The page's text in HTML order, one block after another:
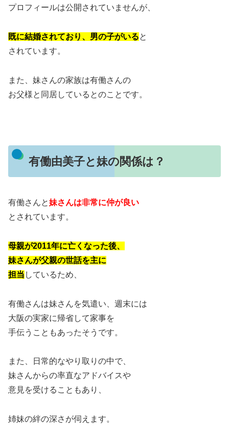
プロフィールは公開されていませんが、
既に結婚されており、男の子がいると
されています。
また、妹さんの家族は有働さんの
お父様と同居しているとのことです。
有働由美子と妹の関係は？
有働さんと妹さんは非常に仲が良い
とされています。
母親が2011年に亡くなった後、
妹さんが父親の世話を主に
担当 しているため、
有働さんは妹さんを気遣い、週末には
大阪の実家に帰省して家事を
手伝うこともあったそうです。
また、日常的なやり取りの中で、
妹さんからの率直なアドバイスや
意見を受けることもあり、
姉妹の絆の深さが伺えます。